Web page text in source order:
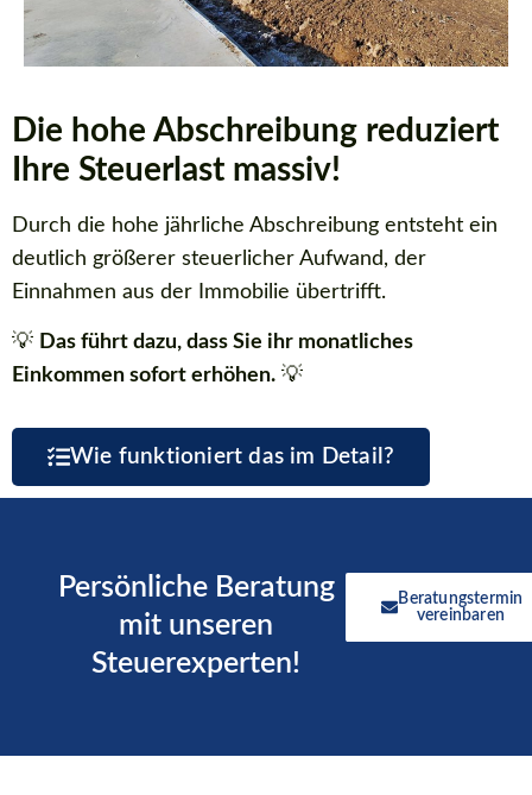
Die hohe Abschreibung reduziert
Ihre Steuerlast massiv!
Durch die hohe jährliche Abschreibung entsteht ein
deutlich größerer steuerlicher Aufwand, der
Einnahmen aus der Immobilie übertrifft.
💡 Das führt dazu, dass Sie ihr monatliches
Einkommen sofort erhöhen. 💡
Wie funktioniert das im Detail?
Persönliche Beratung
mit unseren
Steuerexperten!
Beratungstermin
vereinbaren